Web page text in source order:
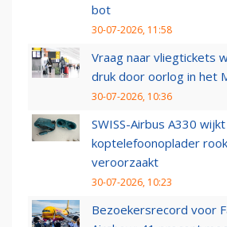
bot
30-07-2026, 11:58
Vraag naar vliegtickets
druk door oorlog in het
30-07-2026, 10:36
SWISS-Airbus A330
koptelefoonoplader
veroorzaakt
30-07-2026, 10:23
Bezoekersrecord voor